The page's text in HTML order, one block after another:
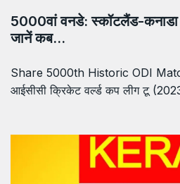
5000वां वनडे: स्कॉटलैंड-कनाडा
जानें कब…
Share 5000th Historic ODI
आईसीसी क्रिकेट वर्ल्ड कप लीग टू